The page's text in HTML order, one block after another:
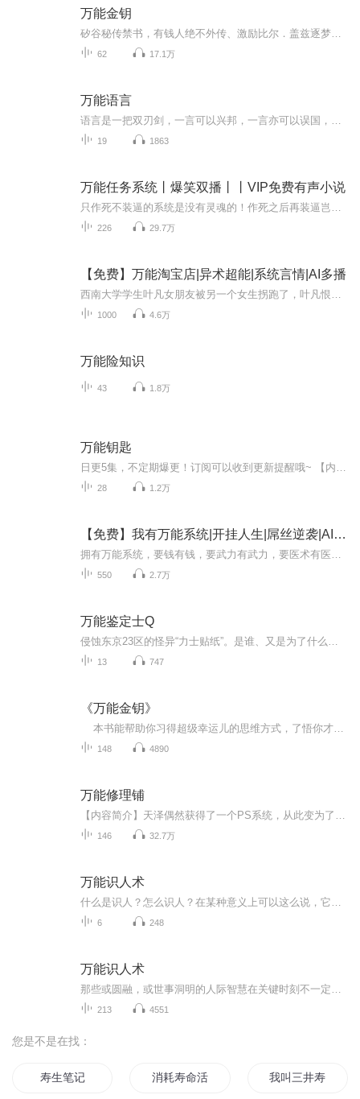
万能金钥
62 17.1万
万能语言
19 1863
万能任务系统丨爆笑双播丨丨VIP免费有声小说
226 29.7万
【免费】万能淘宝店|异术超能|系统言情|AI多播
1000 4.6万
万能险知识
43 1.8万
万能钥匙
28 1.2万
【免费】我有万能系统|开挂人生|屌丝逆袭|AI多播
550 2.7万
万能鉴定士Q
13 747
《万能金钥》
148 4890
万能修理铺
146 32.7万
万能识人术
6 248
万能识人术
213 4551
您是不是在找：
寿生笔记 消耗寿命活下去 我叫三井寿